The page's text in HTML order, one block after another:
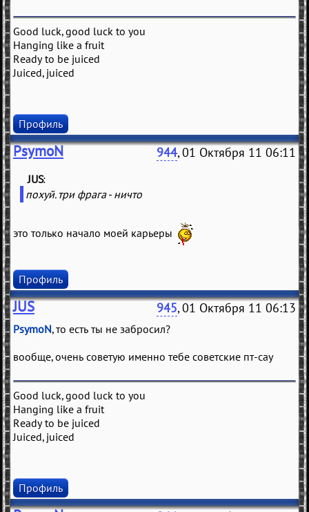
Good luck, good luck to you
Hanging like a fruit
Ready to be juiced
Juiced, juiced
Профиль
PsymoN 944, 01 Октября 11 06:11
(JUS
похуй. три фрага - ничто
это только начало моей карьеры
Профиль
JUS 945, 01 Октября 11 06:13
PsymoN, то есть ты не забросил?
вообще, очень советую именно тебе советские пт-сау
Good luck, good luck to you
Hanging like a fruit
Ready to be juiced
Juiced, juiced
Профиль